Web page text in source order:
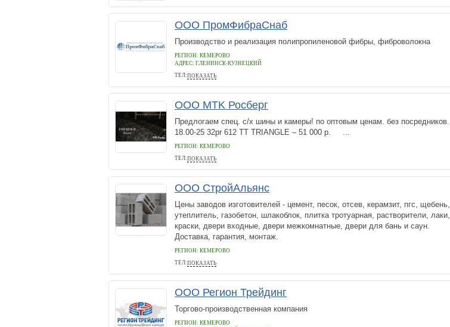
ООО ПромФибраСнаб
Производство и реализация полипропиленовой фибры, фиброволокна
РЕГИОН: КЕМЕРОВО
АДРЕС: Г.ЛЕНИНСК-КУЗНЕЦКИЙ
ТЕЛ:ПОКАЗАТЬ
+79131360177
ООО MTK Росберг
Предлогаем спец. с/х шины и камеры! по оптовым ценам. без посредников.
18.00-25 32pr 612 TT TRIANGLE – 51 000 р. ...
РЕГИОН: КЕМЕРОВО
ТЕЛ:ПОКАЗАТЬ
89803683452
ООО СтройАльянс
Цены заводов изготовителей - цемент, песок, отсев, керамзит, пгс, щебень,
утеплитель, газобетон, шлакоблок, плитка тротуарная, растворители, лаки,
краски, двери входные, двери межкомнатные, двери для бань и саун.
Доставка, гарантия, монтаж.
РЕГИОН: КЕМЕРОВО
ТЕЛ:ПОКАЗАТЬ
333-161
ООО Регион Трейдинг
Торгово-производственная компания
РЕГИОН: КЕМЕРОВО